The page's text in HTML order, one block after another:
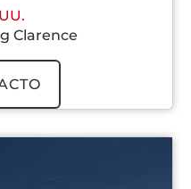
Clarence